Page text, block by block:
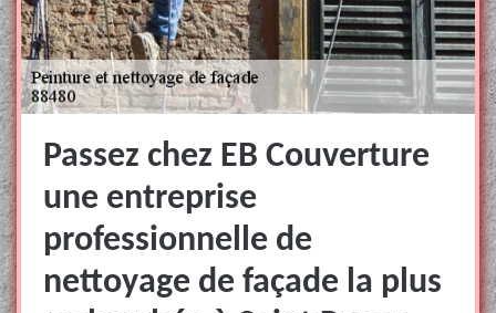
Passez chez EB Couverture
une entreprise
professionnelle de
nettoyage de façade la plus